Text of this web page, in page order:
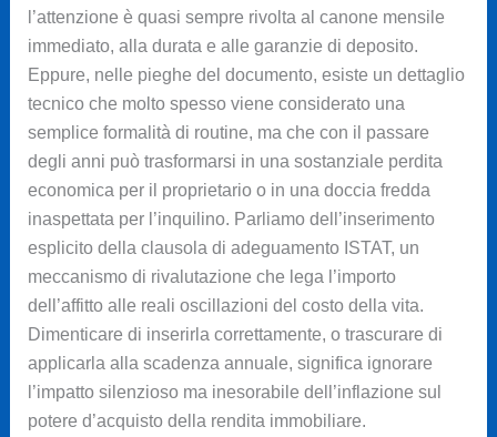
l’attenzione è quasi sempre rivolta al canone mensile
immediato, alla durata e alle garanzie di deposito.
Eppure, nelle pieghe del documento, esiste un dettaglio
tecnico che molto spesso viene considerato una
semplice formalità di routine, ma che con il passare
degli anni può trasformarsi in una sostanziale perdita
economica per il proprietario o in una doccia fredda
inaspettata per l’inquilino. Parliamo dell’inserimento
esplicito della clausola di adeguamento ISTAT, un
meccanismo di rivalutazione che lega l’importo
dell’affitto alle reali oscillazioni del costo della vita.
Dimenticare di inserirla correttamente, o trascurare di
applicarla alla scadenza annuale, significa ignorare
l’impatto silenzioso ma inesorabile dell’inflazione sul
potere d’acquisto della rendita immobiliare.